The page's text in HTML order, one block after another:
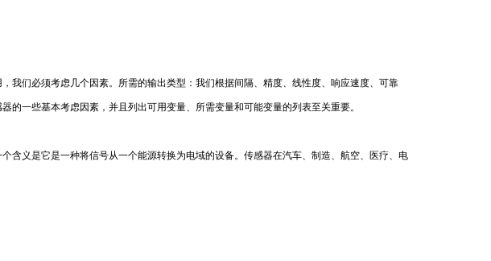
我们必须考虑几个因素。所需的输出类型：我们根据间隔、精度、线性度、响应速度、可靠
一些基本考虑因素，并且列出可用变量、所需变量和可能变量的列表至关重要。
含义是它是一种将信号从一个能源转换为电域的设备。传感器在汽车、制造、航空、医疗、电